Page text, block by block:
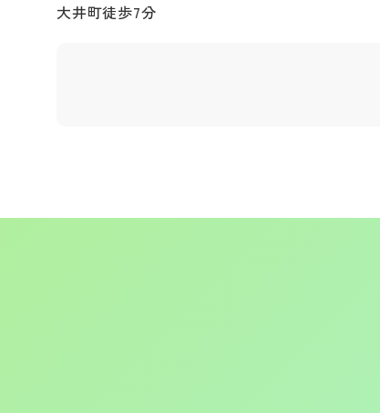
大井町徒歩7分